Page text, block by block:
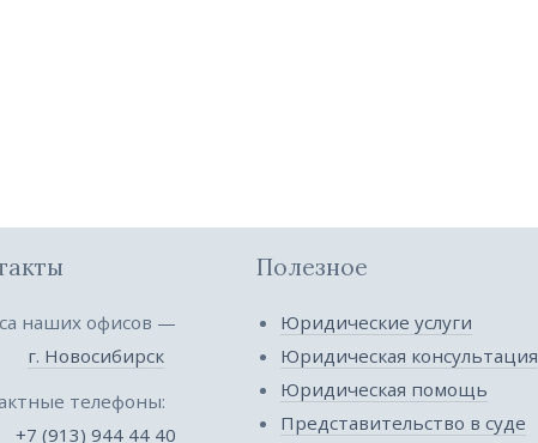
наших офисов —
г. Новосибирск
телефоны:
+7 (913) 944 44 40
Полезное
Юридические услуги
Юридическая консультация
Юридическая помощь
Представительство в суде